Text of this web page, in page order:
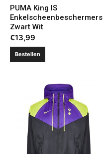
PUMA King IS
Enkelscheenbeschermers
Zwart Wit
€13,99
Bestellen